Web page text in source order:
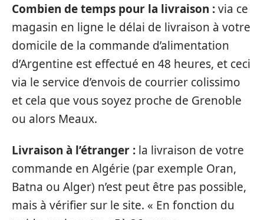
Combien de temps pour la livraison :via ce
magasin en ligne le délai de livraison à votre
domicile de la commande d’alimentation
d’Argentine est effectué en 48 heures, et ceci
via le service d’envois de courrier colissimo
et cela que vous soyez proche de Grenoble
ou alors Meaux.
Livraison à l’étranger : la livraison de votre
commande en Algérie (par exemple Oran,
Batna ou Alger) n’est peut être pas possible,
mais à vérifier sur le site. « En fonction du